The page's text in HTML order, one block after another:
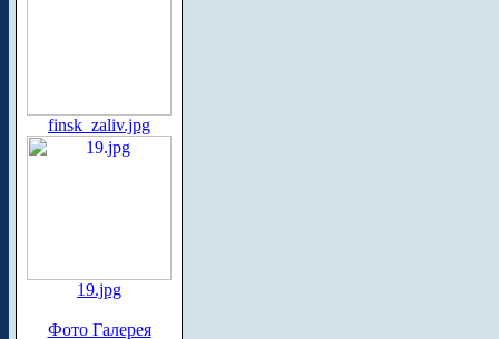
finsk_zaliv.jpg
19.jpg
Фото Галерея